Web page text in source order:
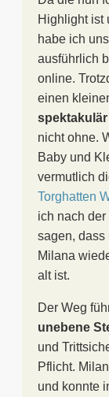
Highlight ist
habe ich
ausführlich
online.
einen
nicht ohne.
Baby und
vermutlich
Torghatten
ich nach
sagen, dass
Milana
alt ist.
Der Weg
unebene
und
Pflicht.
und konnte